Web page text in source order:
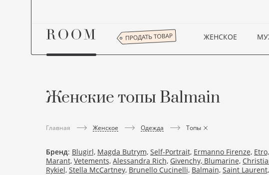
ЖЕНСКОЕ
Женские топы Balmain
Главная Женское Одежда Топы
Бренд: Blugirl, Magda Butrym, Self-Portrait, Ermanno Firenze, Etro,
Marant, Vetements, Alessandra Rich, Givenchy, Blumarine,
Rykiel, Stella McCartney, Brunello Cucinelli, Balmain, Saint Laurent,